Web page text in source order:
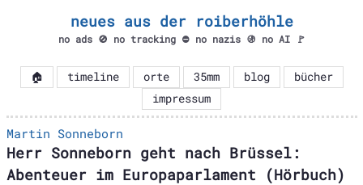
neues aus der roiberhöhle
no ads 🚫 no tracking ⛔ no nazis 🚯 no AI 🚩
🏠 timeline orte 35mm blog
bücher
impressum
Martin Sonneborn
Herr Sonneborn geht nach Brüssel:
Abenteuer im Europaparlament (Hörbuch)